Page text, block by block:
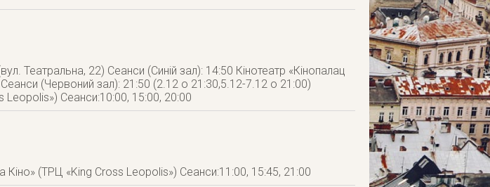
Театральна, 22) Сеанси (Синій зал): 14:50 Кінотеатр «Кінопалац
(Червоний зал): 21:50 (2.12 о 21:30,5.12-7.12 о 21:00)
Leopolis») Сеанси:10:00, 15:00, 20:00
Кіно» (ТРЦ «King Cross Leopolis») Сеанси:11:00, 15:45, 21:00